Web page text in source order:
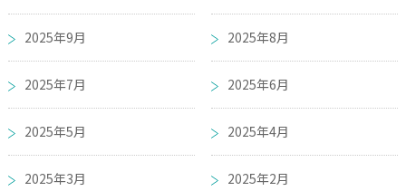
2025年9月 2025年8月
2025年7月 2025年6月
2025年5月 2025年4月
2025年3月 2025年2月